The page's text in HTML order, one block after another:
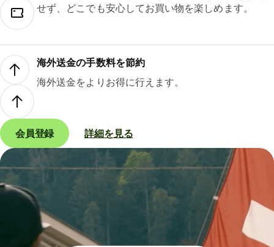
せず、どこでも安心してお買い物を楽しめます。
海外送金の手数料を節約
海外送金をよりお得に行えます。
会員登録 詳細を見る